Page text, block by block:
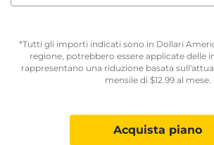
*Tutti gli importi indicati sono in Dollari
regione, potrebbero essere applicate delle
rappresentano una riduzione basata
mensile di $12.99al mese.
Acquista piano